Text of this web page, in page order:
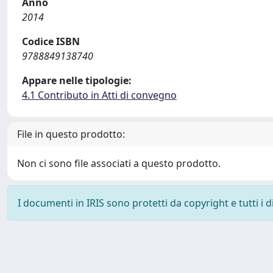
2014
Codice ISBN
9788849138740
Appare nelle tipologie:
4.1 Contributo in Atti di convegno
File in questo prodotto:
Non ci sono file associati a questo prodotto.
I documenti in IRIS sono protetti da copyright e tutti i